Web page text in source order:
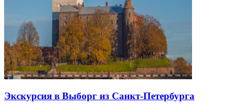
Экскурсия в Выборг из Санкт-Петербурга